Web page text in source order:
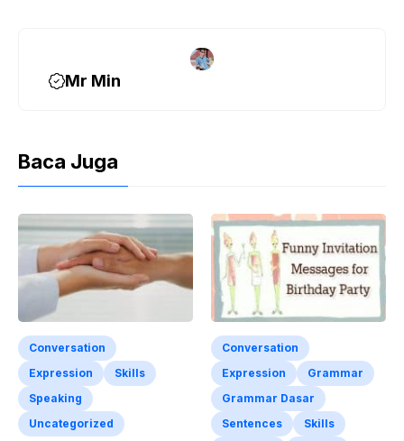
Mr Min
Baca Juga
Conversation
Expression
Skills
Speaking
Uncategorized
Conversation
Expression
Grammar
Grammar Dasar
Sentences
Skills